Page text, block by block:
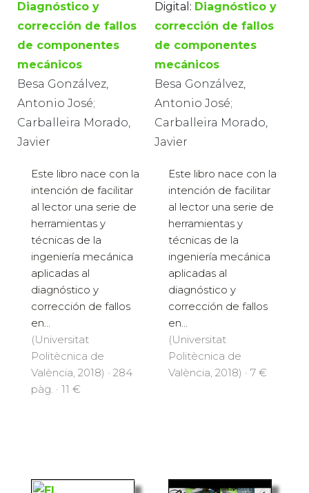
Diagnóstico y
corrección de fallos
de componentes
mecánicos
Besa Gonzálvez,
Antonio José;
Carballeira Morado,
Javier
Este libro nace con la
intención de facilitar
al lector una serie de
herramientas y
técnicas de la
ingeniería mecánica
aplicadas al
diagnóstico y
corrección de fallos
en...
(Universitat
Politècnica de
València, 2018) · 284
pàg. · 11 €
Digital: Diagnóstico y
corrección de fallos
de componentes
mecánicos
Besa Gonzálvez,
Antonio José;
Carballeira Morado,
Javier
Este libro nace con la
intención de facilitar
al lector una serie de
herramientas y
técnicas de la
ingeniería mecánica
aplicadas al
diagnóstico y
corrección de fallos
en...
(Universitat
Politècnica de
València, 2018) · 7 €